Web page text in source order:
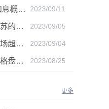
AvaTrade:美联储加息概率上升，黄金震荡短期压力 2023/09/11
AvaTrade：经济复苏的刺激下，黄金保持震荡继续走跌 2023/09/05
AvaTrade：非农市场超过预期，黄金价格震荡 2023/09/04
AvaTrade：黄金价格盘内开启窄幅慢跌行情 2023/08/25
更多